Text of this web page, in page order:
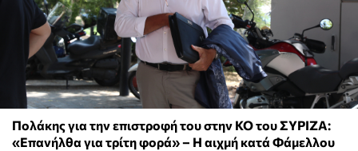
Πολάκης για την επιστροφή του στην ΚΟ του ΣΥΡΙΖΑ:
«Επανήλθα για τρίτη φορά» – Η αιχμή κατά Φάμελλου